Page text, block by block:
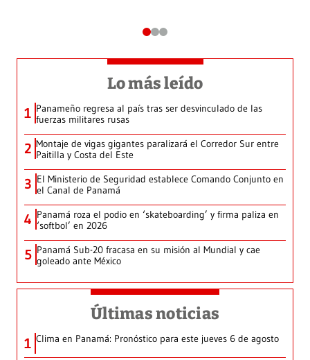
Lo más leído
1 Panameño regresa al país tras ser desvinculado de las
fuerzas militares rusas
2 Montaje de vigas gigantes paralizará el Corredor Sur entre
Paitilla y Costa del Este
3 El Ministerio de Seguridad establece Comando Conjunto en
el Canal de Panamá
4 Panamá roza el podio en ‘skateboarding’ y firma paliza en
‘softbol’ en 2026
5 Panamá Sub-20 fracasa en su misión al Mundial y cae
goleado ante México
Últimas noticias
1 Clima en Panamá: Pronóstico para este jueves 6 de agosto